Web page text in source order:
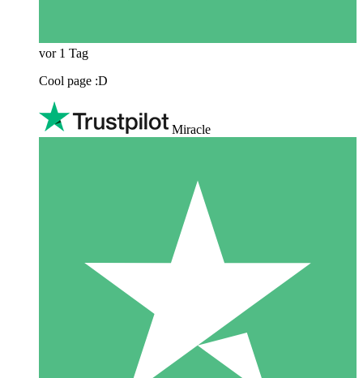
vor 1 Tag
Cool page :D
Miracle